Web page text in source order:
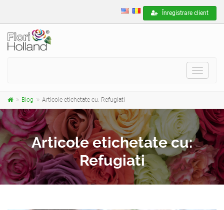
Înregistrare client
Toggle
Blog Articole etichetate cu: Refugiati
Articole etichetate cu:
Refugiati